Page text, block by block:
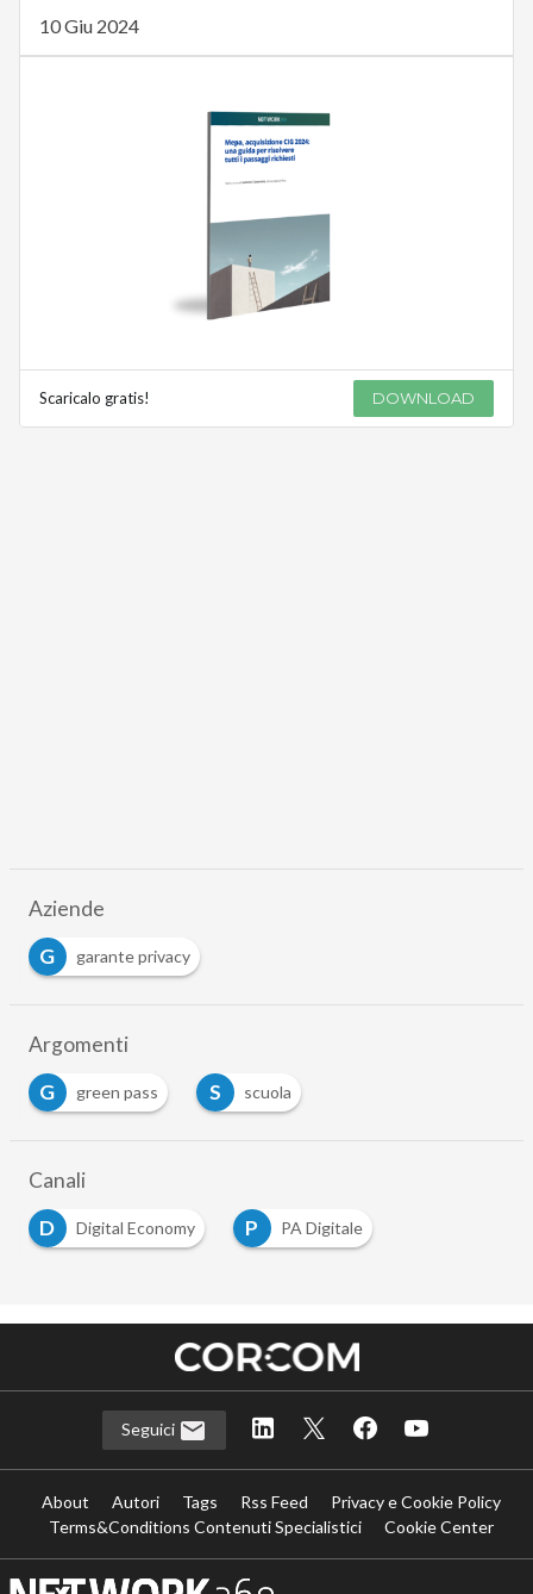
10 Giu 2024
Scaricalo gratis! DOWNLOAD
Aziende
G
garante privacy
Argomenti
G
green pass S scuola
Canali
D
Digital Economy P PA Digitale
Seguici
About Autori Tags Rss Feed
Privacy e Cookie Policy
Terms&Conditions Contenuti Specialistici
Cookie Center